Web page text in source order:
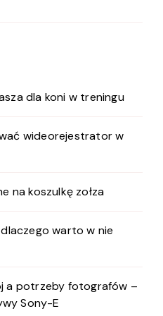
dla koni w treningu
wideorejestrator w
na koszulkę zołza
warto w nie
a potrzeby fotografów –
Sony-E